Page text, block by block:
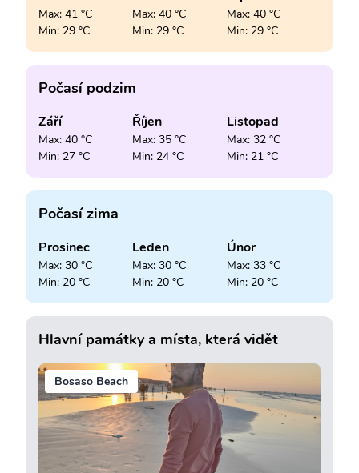
Max: 41 °C
Min: 29 °C
Max: 40 °C
Min: 29 °C
Max: 40 °C
Min: 29 °C
Počasí podzim
Září
Max: 40 °C
Min: 27 °C
Říjen
Max: 35 °C
Min: 24 °C
Listopad
Max: 32 °C
Min: 21 °C
Počasí zima
Prosinec
Max: 30 °C
Min: 20 °C
Leden
Max: 30 °C
Min: 20 °C
Únor
Max: 33 °C
Min: 20 °C
Hlavní památky a místa, která vidět
Bosaso Beach